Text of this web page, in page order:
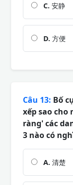
C. 安静
D. 方便
Câu 13: Bố
xếp sao
ràng' các
3 nào có
A. 清楚